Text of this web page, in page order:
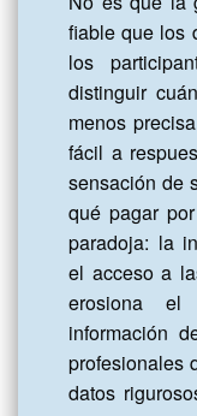
fiable que los
los
distinguir
menos
fácil a
sensación de
qué pagar
paradoja: la
el acceso a
erosiona
información
profesionales
datos